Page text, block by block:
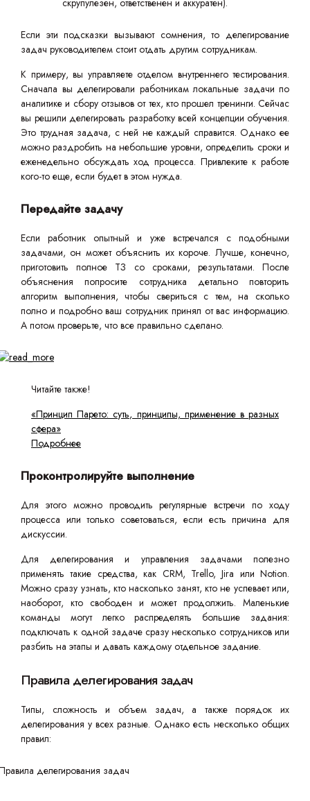
скрупулезен, ответственен и аккуратен).
Если эти подсказки вызывают сомнения, то делегирование
задач руководителем стоит отдать другим сотрудникам.
К примеру, вы управляете отделом внутреннего тестирования.
Сначала вы делегировали работникам локальные задачи по
аналитике и сбору отзывов от тех, кто прошел тренинги. Сейчас
вы решили делегировать разработку всей концепции обучения.
Это трудная задача, с ней не каждый справится. Однако ее
можно раздробить на небольшие уровни, определить сроки и
еженедельно обсуждать ход процесса. Привлеките к работе
кого-то еще, если будет в этом нужда.
Передайте задачу
Если работник опытный и уже встречался с подобными
задачами, он может объяснить их короче. Лучше, конечно,
приготовить полное ТЗ со сроками, результатами. После
объяснения попросите сотрудника детально повторить
алгоритм выполнения, чтобы свериться с тем, на сколько
полно и подробно ваш сотрудник принял от вас информацию.
А потом проверьте, что все правильно сделано.
Читайте также!
«Принцип Парето: суть, принципы, применение в разных
сфера»
Подробнее
Проконтролируйте выполнение
Для этого можно проводить регулярные встречи по ходу
процесса или только советоваться, если есть причина для
дискуссии.
Для делегирования и управления задачами полезно
применять такие средства, как CRM, Trello, Jira или Notion.
Можно сразу узнать, кто насколько занят, кто не успевает или,
наоборот, кто свободен и может продолжить. Маленькие
команды могут легко распределять большие задания:
подключать к одной задаче сразу несколько сотрудников или
разбить на этапы и давать каждому отдельное задание.
Правила делегирования задач
Типы, сложность и объем задач, а также порядок их
делегирования у всех разные. Однако есть несколько общих
правил: